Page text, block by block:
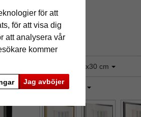
för att
för att visa dig
att analysera vår
kommer
Jag avböjer
24x30 cm
färg: svart